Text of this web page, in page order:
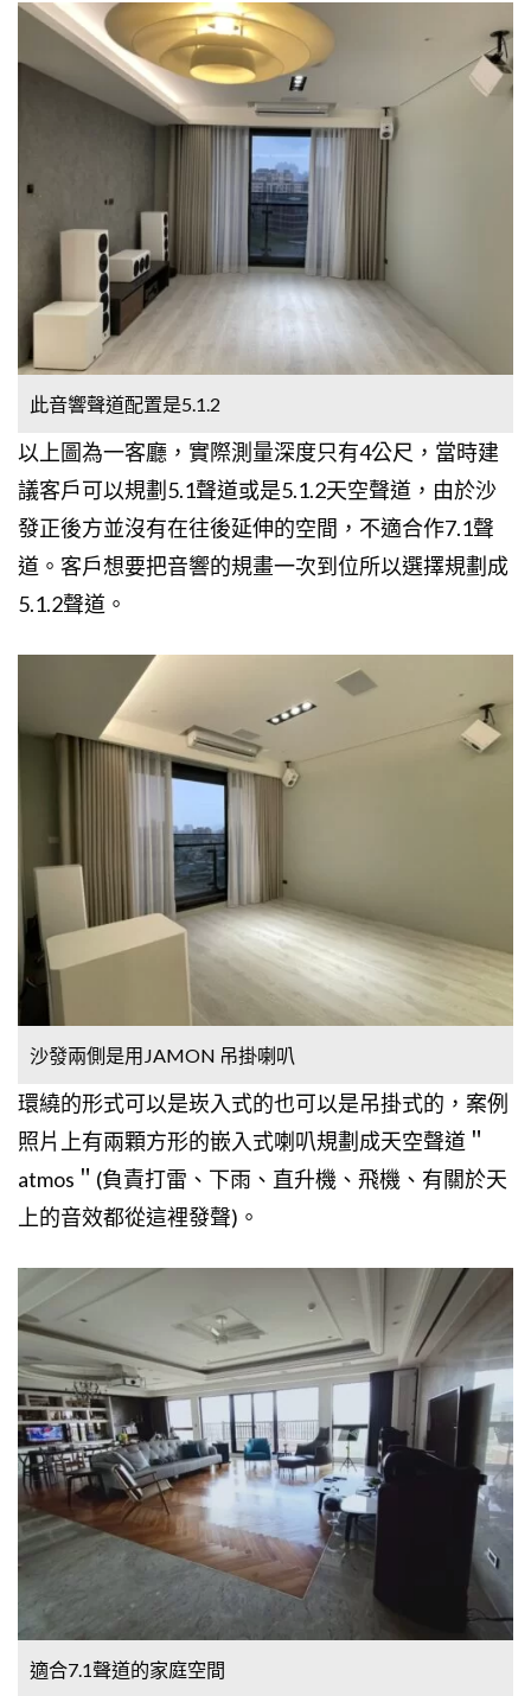
此音響聲道配置是5.1.2
以上圖為一客廳，實際測量深度只有4公尺，當時建
議客戶可以規劃5.1聲道或是5.1.2天空聲道，由於沙
發正後方並沒有在往後延伸的空間，不適合作7.1聲
道。客戶想要把音響的規畫一次到位所以選擇規劃成
5.1.2聲道。
沙發兩側是用JAMON 吊掛喇叭
環繞的形式可以是崁入式的也可以是吊掛式的，案例
照片上有兩顆方形的嵌入式喇叭規劃成天空聲道＂
atmos＂(負責打雷、下雨、直升機、飛機、有關於天
上的音效都從這裡發聲)。
適合7.1聲道的家庭空間